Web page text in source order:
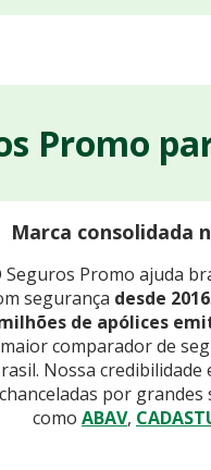
Promo
Marca consolidada
Seguros Promo ajuda
segurança desde 2016
de apólices
maior comparador de
Nossa credibilidade
chanceladas por grandes
como ABAV,